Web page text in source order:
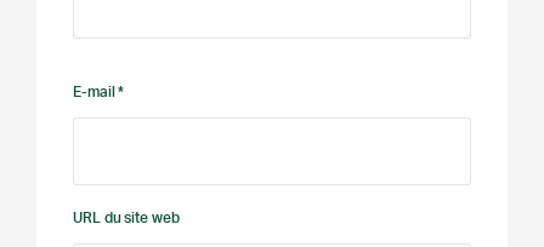
E-mail *
URL du site web